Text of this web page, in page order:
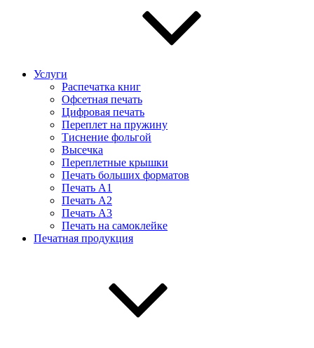
Услуги
Распечатка книг
Офсетная печать
Цифровая печать
Переплет на пружину
Тиснение фольгой
Высечка
Переплетные крышки
Печать больших форматов
Печать А1
Печать А2
Печать А3
Печать на самоклейке
Печатная продукция